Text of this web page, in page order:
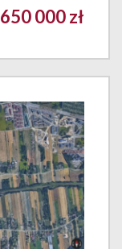
650 000 zł